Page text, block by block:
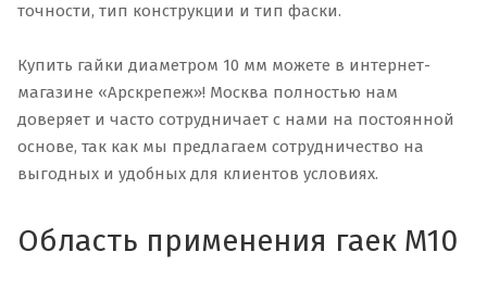
точности, тип конструкции и тип фаски.
Купить гайки диаметром 10 мм можете в интернет-
магазине «Арскрепеж»! Москва полностью нам
доверяет и часто сотрудничает с нами на постоянной
основе, так как мы предлагаем сотрудничество на
выгодных и удобных для клиентов условиях.
Область применения гаек М10